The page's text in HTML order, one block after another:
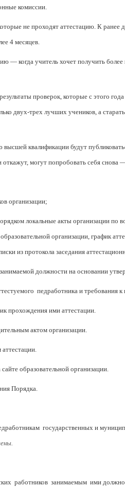
комиссии.
не проходят аттестацию. К ранее
4 месяцев.
— когда учитель хочет получить
проверок, которые с этого
двух-трех лучших учеников, а
квалификации будут
могут попробовать себя снова
организации;
локальные акты организации по
организации, график
из протокола заседания
должности на основании
педработника и требования
прохождения ими аттестации.
актом организации.
образовательной организации.
Порядка.
государственных и
работников занимаемым ими